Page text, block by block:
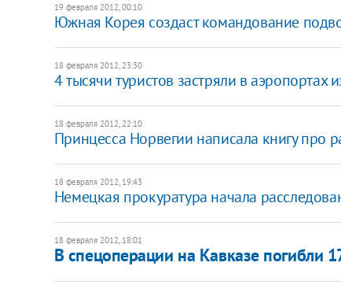
19 февраля 2012, 00:10
Южная Корея создаст командование
18 февраля 2012, 23:30
4 тысячи туристов застряли в аэропортах
18 февраля 2012, 22:10
Принцесса Норвегии написала книгу про
18 февраля 2012, 19:43
Немецкая прокуратура начала
18 февраля 2012, 18:01
В спецоперации на Кавказе погибли